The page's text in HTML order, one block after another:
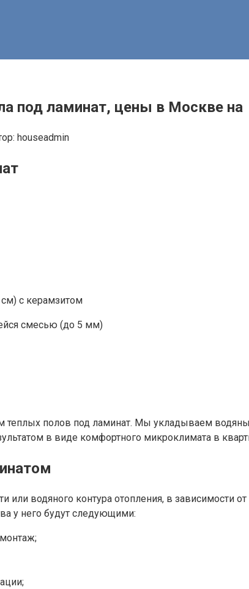
под ламинат, цены в Москве на
houseadmin
с керамзитом
смесью (до 5 мм)
теплых полов под ламинат. Мы укладываем
в виде комфортного микроклимата в
или водяного контура отопления, в зависимости
у него будут следующими: